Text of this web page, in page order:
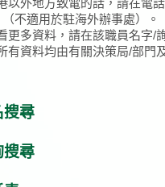
以外地方致電的話，請在電
不適用於駐海外辦事處）。
更多資料，請在該職員名字/
有資料均由有關決策局/部門
搜尋
搜尋